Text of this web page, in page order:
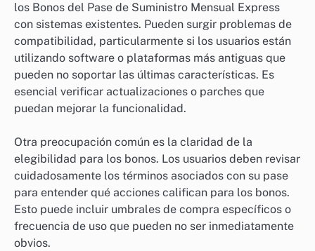
los Bonos del Pase de Suministro Mensual Express
con sistemas existentes. Pueden surgir problemas de
compatibilidad, particularmente si los usuarios están
utilizando software o plataformas más antiguas que
pueden no soportar las últimas características. Es
esencial verificar actualizaciones o parches que
puedan mejorar la funcionalidad.
Otra preocupación común es la claridad de la
elegibilidad para los bonos. Los usuarios deben revisar
cuidadosamente los términos asociados con su pase
para entender qué acciones califican para los bonos.
Esto puede incluir umbrales de compra específicos o
frecuencia de uso que pueden no ser inmediatamente
obvios.